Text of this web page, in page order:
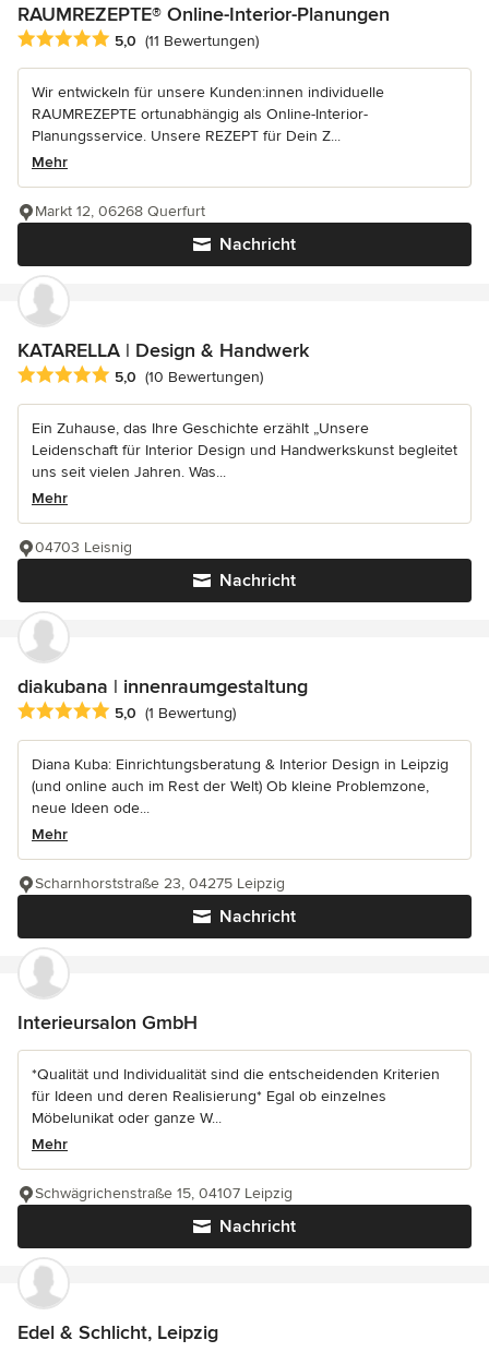
RAUMREZEPTE® Online-Interior-Planungen
Durchschnittliche Bewertung: 5 von 5 Sternen
5,0 (11 Bewertungen)
Wir entwickeln für unsere Kunden:innen individuelle
RAUMREZEPTE ortunabhängig als Online-Interior-
Planungsservice. Unsere REZEPT für Dein Z...
Mehr
Nachricht
Markt 12, 06268 Querfurt
KATARELLA | Design & Handwerk
Durchschnittliche Bewertung: 5 von 5 Sternen
5,0 (10 Bewertungen)
Ein Zuhause, das Ihre Geschichte erzählt „Unsere
Leidenschaft für Interior Design und Handwerkskunst begleitet
uns seit vielen Jahren. Was...
Mehr
Nachricht
04703 Leisnig
diakubana | innenraumgestaltung
Durchschnittliche Bewertung: 5 von 5 Sternen
5,0 (1 Bewertung)
Diana Kuba: Einrichtungsberatung & Interior Design in Leipzig
(und online auch im Rest der Welt) Ob kleine Problemzone,
neue Ideen ode...
Mehr
Nachricht
Scharnhorststraße 23, 04275 Leipzig
Interieursalon GmbH
*Qualität und Individualität sind die entscheidenden Kriterien
für Ideen und deren Realisierung* Egal ob einzelnes
Möbelunikat oder ganze W...
Mehr
Nachricht
Schwägrichenstraße 15, 04107 Leipzig
Edel & Schlicht, Leipzig